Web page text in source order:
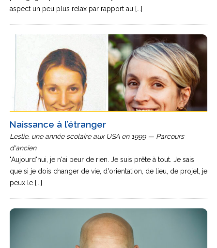
aspect un peu plus relax par rapport au [...]
Naissance à l’étranger
Leslie, une année scolaire aux USA en 1999 — Parcours
d'ancien
"Aujourd'hui, je n'ai peur de rien. Je suis prête à tout. Je sais
que si je dois changer de vie, d'orientation, de lieu, de projet, je
peux le [...]